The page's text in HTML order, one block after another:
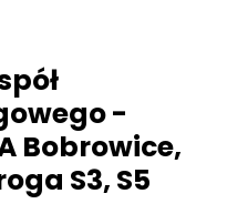
-
Bobrowice,
S3, S5